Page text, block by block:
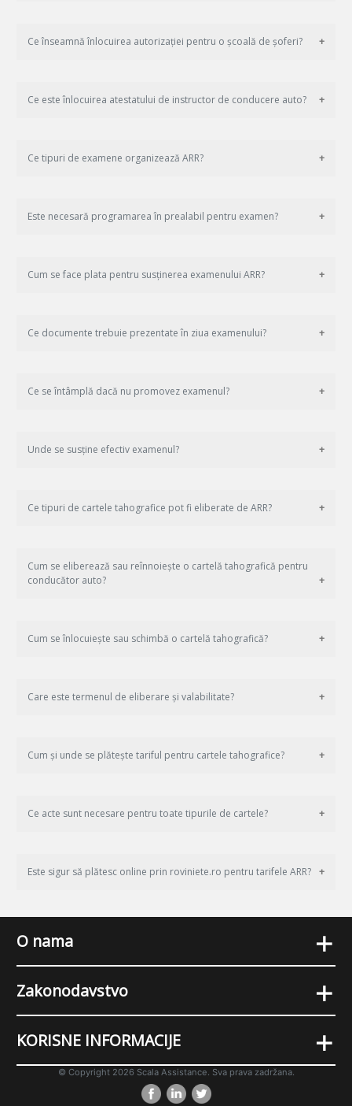
Ce înseamnă înlocuirea autorizației pentru o școală de șoferi?
Ce este înlocuirea atestatului de instructor de conducere auto?
Ce tipuri de examene organizează ARR?
Este necesară programarea în prealabil pentru examen?
Cum se face plata pentru susținerea examenului ARR?
Ce documente trebuie prezentate în ziua examenului?
Ce se întâmplă dacă nu promovez examenul?
Unde se susține efectiv examenul?
Ce tipuri de cartele tahografice pot fi eliberate de ARR?
Cum se eliberează sau reînnoiește o cartelă tahografică pentru
conducător auto?
Cum se înlocuiește sau schimbă o cartelă tahografică?
Care este termenul de eliberare și valabilitate?
Cum și unde se plătește tariful pentru cartele tahografice?
Ce acte sunt necesare pentru toate tipurile de cartele?
Este sigur să plătesc online prin roviniete.ro pentru tarifele ARR?
O nama +
Zakonodavstvo +
KORISNE INFORMACIJE +
© Copyright 2026 Scala Assistance. Sva prava zadržana.